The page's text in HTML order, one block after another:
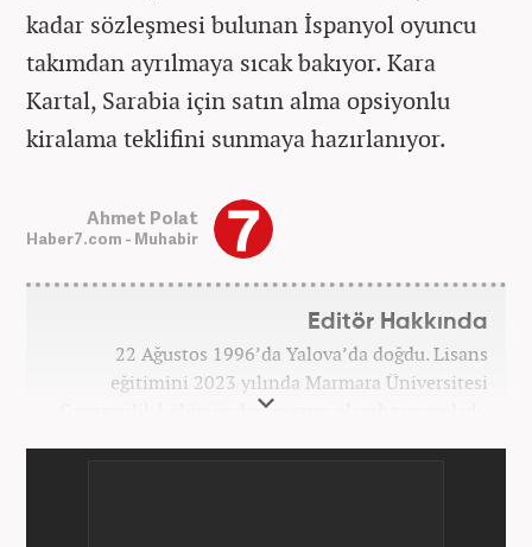
kadar sözleşmesi bulunan İspanyol oyuncu
takımdan ayrılmaya sıcak bakıyor. Kara
Kartal, Sarabia için satın alma opsiyonlu
kiralama teklifini sunmaya hazırlanıyor.
Ahmet Polat
Haber7.com - Muhabir
Editör Hakkında
22 Ağustos 1996’da Yalova’da doğdu. Lisans
eğitimini 2023 yılında Marmara Üniversitesi
Gazetecilik bölümünden mezun olarak tamamladı.